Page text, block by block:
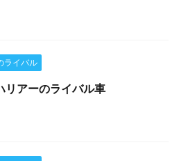
ライバル
リアーのライバル車